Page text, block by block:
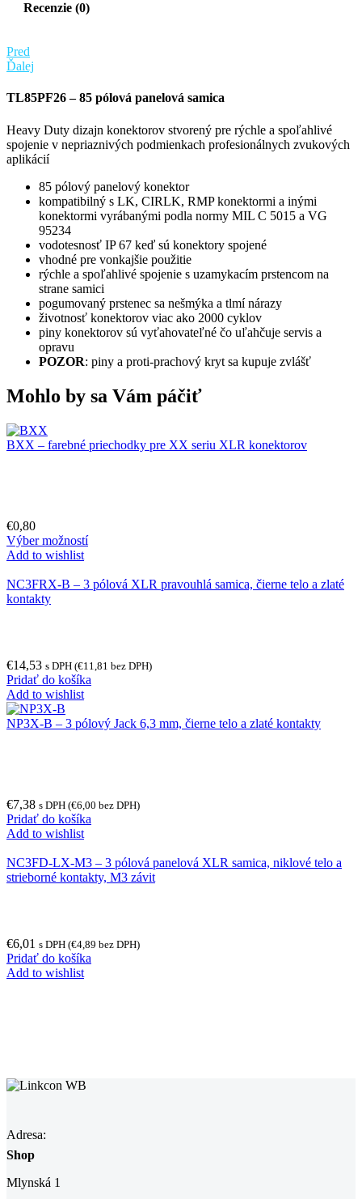
Recenzie (0)
Pred
Ďalej
TL85PF26 –85 pólová panelová samica
Heavy Duty dizajn konektorov stvorený pre rýchle a spoľahlivé
spojenie v nepriaznivých podmienkach profesionálnych zvukových
aplikácií
85 pólový panelový konektor
kompatibilný s LK, CIRLK, RMP konektormi a inými
konektormi vyrábanými podla normy MIL C 5015 a VG
95234
vodotesnosť IP 67 keď sú konektory spojené
vhodné pre vonkajšie použitie
rýchle a spoľahlivé spojenie s uzamykacím prstencom na
strane samici
pogumovaný prstenec sa nešmýka a tlmí nárazy
životnosť konektorov viac ako 2000 cyklov
piny konektorov sú vyťahovateľné čo uľahčuje servis a
opravu
POZOR: piny a proti-prachový kryt sa kupuje zvlášť
Mohlo by sa Vám páčiť
BXX – farebné priechodky pre XX seriu XLR konektorov
€0,80
Výber možností
Add to wishlist
NC3FRX-B – 3 pólová XLR pravouhlá samica, čierne telo a zlaté
kontakty
€14,53 s DPH (€11,81 bez DPH)
Pridať do košíka
Add to wishlist
NP3X-B – 3 pólový Jack 6,3 mm, čierne telo a zlaté kontakty
€7,38 s DPH (€6,00 bez DPH)
Pridať do košíka
Add to wishlist
NC3FD-LX-M3 – 3 pólová panelová XLR samica, niklové telo a
strieborné kontakty, M3 závit
€6,01 s DPH (€4,89 bez DPH)
Pridať do košíka
Add to wishlist
Adresa:
Shop
Mlynská 1